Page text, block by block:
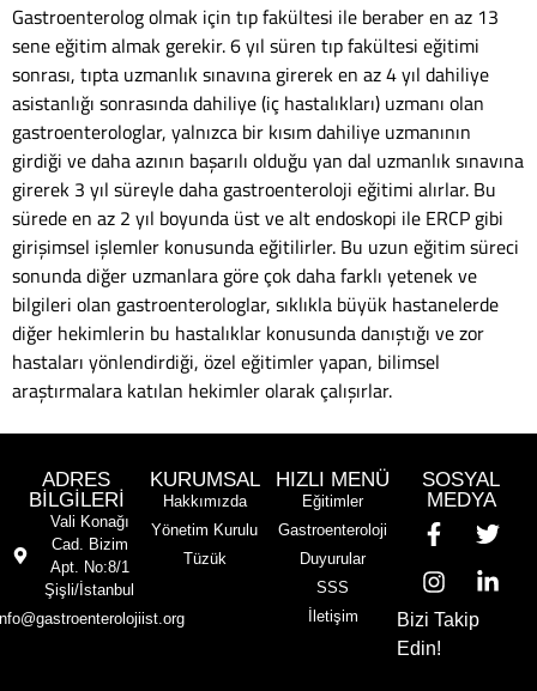
Gastroenterolog olmak için tıp fakültesi ile beraber en az 13
sene eğitim almak gerekir. 6 yıl süren tıp fakültesi eğitimi
sonrası, tıpta uzmanlık sınavına girerek en az 4 yıl dahiliye
asistanlığı sonrasında dahiliye (iç hastalıkları) uzmanı olan
gastroenterologlar, yalnızca bir kısım dahiliye uzmanının
girdiği ve daha azının başarılı olduğu yan dal uzmanlık sınavına
girerek 3 yıl süreyle daha gastroenteroloji eğitimi alırlar. Bu
sürede en az 2 yıl boyunda üst ve alt endoskopi ile ERCP gibi
girişimsel işlemler konusunda eğitilirler. Bu uzun eğitim süreci
sonunda diğer uzmanlara göre çok daha farklı yetenek ve
bilgileri olan gastroenterologlar, sıklıkla büyük hastanelerde
diğer hekimlerin bu hastalıklar konusunda danıştığı ve zor
hastaları yönlendirdiği, özel eğitimler yapan, bilimsel
araştırmalara katılan hekimler olarak çalışırlar.
ADRES
BİLGİLERİ
Vali Konağı
Cad. Bizim
Apt. No:8/1
Şişli/İstanbul
KURUMSAL
Hakkımızda
Yönetim Kurulu
Tüzük
HIZLI MENÜ
Eğitimler
Gastroenteroloji
Duyurular
SSS
İletişim
SOSYAL
MEDYA
Bizi Takip
Edin!